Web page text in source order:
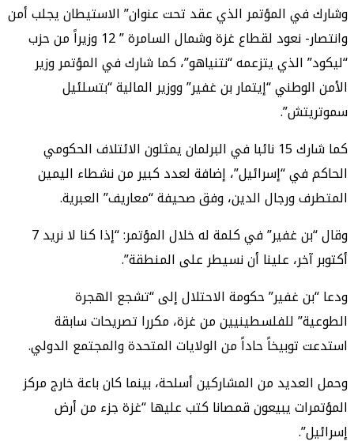
وشارك في المؤتمر الذي عقد تحت عنوان” الاستيطان يجلب أمن
وانتصار- نعود لقطاع غزة وشمال السامرة ” 12 وزيراً من حزب
“ليكود” الذي يتزعمه “نتنياهو”، كما شارك في المؤتمر وزير
الأمن الوطني “إيتمار بن غفير” ووزير المالية “بتسلئيل
سموتريتش”.
كما شارك 15 نائبا في البرلمان يمثلون الائتلاف الحكومي
الحاكم في “إسرائيل”، إضافة لعدد كبير من نشطاء اليمين
المتطرف ورجال الدين، وفق صحيفة “معاريف” العبرية.
وقال “بن غفير” في كلمة له خلال المؤتمر: “إذا كنا لا نريد 7
أكتوبر آخر، علينا أن نسيطر على المنطقة”.
ودعا “بن غفير” حكومة الاحتلال إلى “تشجع الهجرة
الطوعية” للفلسطينيين من غزة، مكررا تصريحات سابقة
استدعت توبيخاً حاداً من الولايات المتحدة والمجتمع الدولي.
وحمل العديد من المشاركين أسلحة، بينما كان باعة خارج مركز
المؤتمرات يبيعون قمصانا كتب عليها “غزة جزء من أرض
إسرائيل”.